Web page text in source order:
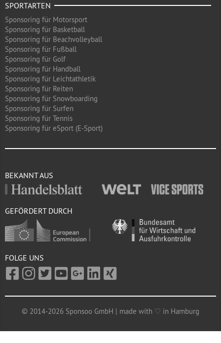
SPORTARTEN
Sponsoring für Motorsport
Sponsoring für Basketball
Sponsoring für Beachvolleyball
Sponsoring für Fußball
Sponsoring für Golf
Sponsoring für Handball
Sponsoring für Leichtathletik
Sponsoring für Reiten
Sponsoring für Snowboarding
Sponsoring für Surfen
Sponsoring für Tennis
Sponsoring für eSport (E-Sport)
BEKANNT AUS
GEFÖRDERT DURCH
FOLGE UNS
© 2014-2026 Sponsoo GmbH | made with ♡ in Hamburg